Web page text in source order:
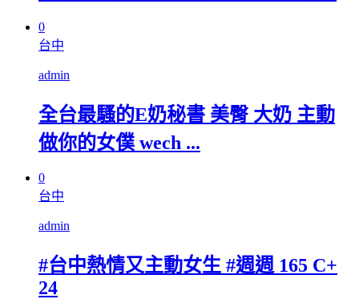
0
台中
admin
全台最騷的E奶秘書 美臀 大奶 主動
做你的女僕 wech ...
0
台中
admin
#台中熱情又主動女生 #週週 165 C+
24